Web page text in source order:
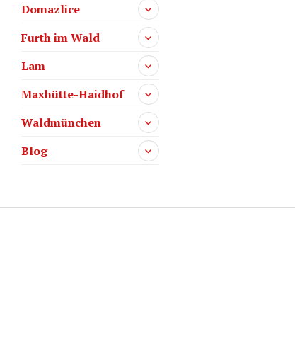
Domazlice
Furth im Wald
Lam
Maxhütte-Haidhof
Waldmünchen
Blog